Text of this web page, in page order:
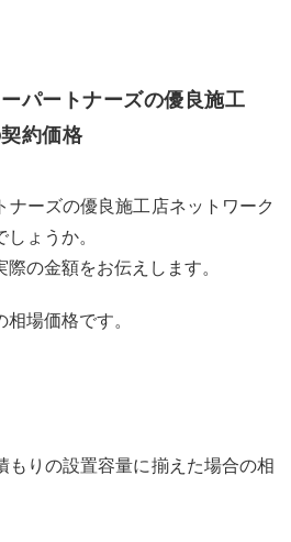
ーパートナーズの優良施工
約価格
ナーズの優良施工店ネットワーク
ょうか。
の金額をお伝えします。
場価格です。
もりの設置容量に揃えた場合の相